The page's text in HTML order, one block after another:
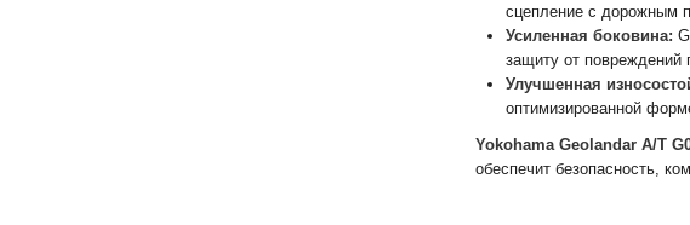
сцепление с дорожным
Усиленная боковина:
защиту от повреждений
Улучшенная
оптимизированной
Yokohama Geolandar A/T
обеспечит безопасность,